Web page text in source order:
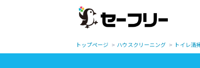
トップページ ハウスクリーニング トイレ清